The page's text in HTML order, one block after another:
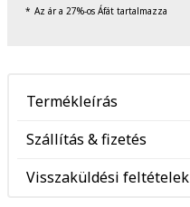
Az ár a 27%-os Áfát tartalmazza
Termékleírás
Szállítás & fizetés
Visszaküldési feltételek